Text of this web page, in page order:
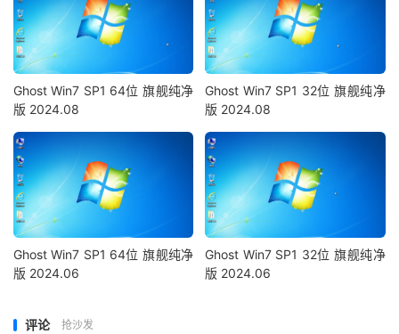
Ghost Win7 SP1 64位 旗舰纯净
版 2024.08
Ghost Win7 SP1 32位 旗舰纯净
版 2024.08
Ghost Win7 SP1 64位 旗舰纯净
版 2024.06
Ghost Win7 SP1 32位 旗舰纯净
版 2024.06
评论 抢沙发